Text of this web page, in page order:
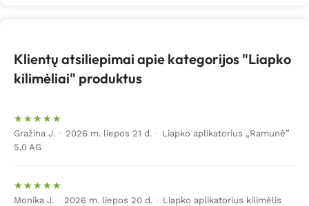
Klientų atsiliepimai apie kategorijos "Liapko
kilimėliai" produktus
Gražina J. · 2026 m. liepos 21 d. · Liapko aplikatorius „Ramunė”
5,0 AG
Monika J. · 2026 m. liepos 20 d. · Liapko aplikatorius kilimėlis